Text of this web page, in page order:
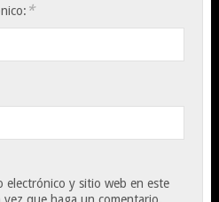
*
electrónico y sitio web en este